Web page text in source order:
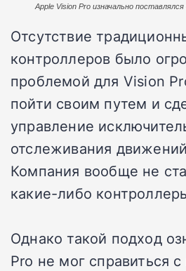
Apple Vision Pro изначально
Отсутствие
контроллеров было
проблемой для Vision
пойти своим путем и
управление
отслеживания
Компания вообще не
какие-либо
Однако такой подход
Pro не мог справиться с